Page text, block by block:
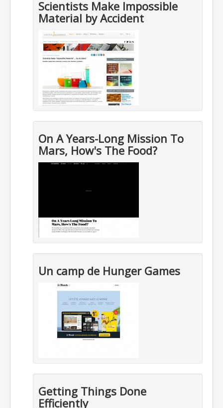
Scientists Make Impossible
Material by Accident
On A Years-Long Mission To
Mars, How's The Food?
Un camp de Hunger Games
Getting Things Done
Efficiently